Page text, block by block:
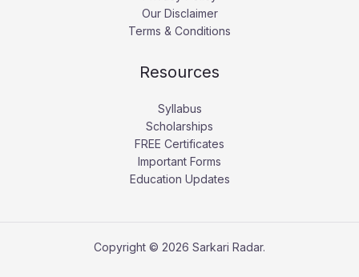
Our Disclaimer
Terms & Conditions
Resources
Syllabus
Scholarships
FREE Certificates
Important Forms
Education Updates
Copyright © 2026 Sarkari Radar.